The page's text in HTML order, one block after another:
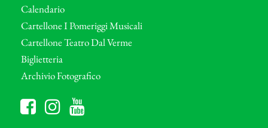
Calendario
Cartellone I Pomeriggi Musicali
Cartellone Teatro Dal Verme
Biglietteria
Archivio Fotografico